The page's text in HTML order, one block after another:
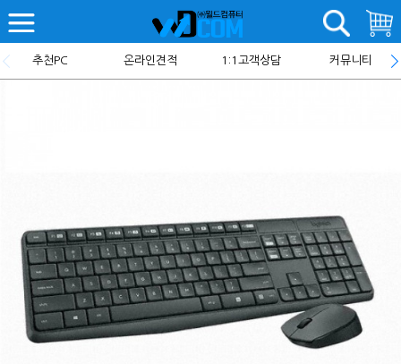
추천PC 온라인견적 1:1고객상담 커뮤니티